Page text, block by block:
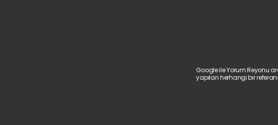
Google ile Yorum Reyonu
yapılan herhangi bir